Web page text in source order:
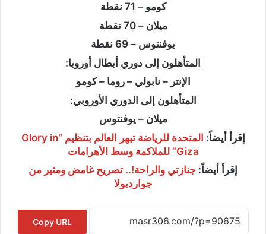
كومو – 71 نقطة
ميلان – 70 نقطة
يوفنتوس – 69 نقطة
المتأهلون إلى دوري أبطال أوروبا:
الإنتر – نابولي – روما – كومو
المتأهلون إلى الدوري الأوروبي:
ميلان – يوفنتوس
إقرأ أيضاً:
المتحدة للرياضة تبهر العالم بتنظيم “Glory in
Giza” للملاكمة وسط الأهرامات
إقرأ أيضاً: جنازتي والراحة!.. تصريح غامض ومثير من
جوارديولا
Copy URL